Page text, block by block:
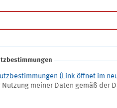
(Link öffnet im
Nutzung meiner Daten gemäß der